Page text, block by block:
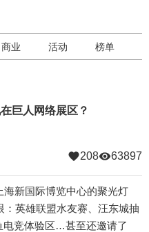
商业 活动 榜单
巨人网络展区？
208 63897
新国际博览中心的聚光灯
英雄联盟水友赛、汪东城抽
电竞体验区…甚至还邀请了